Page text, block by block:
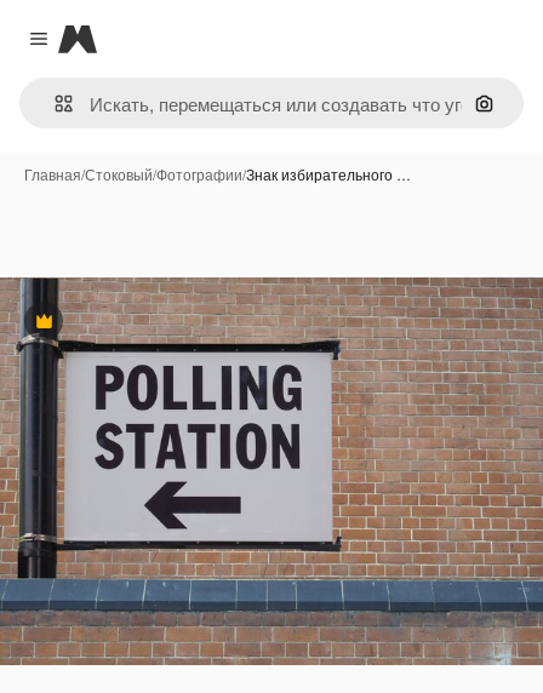
Close menu
Magnific
Поиск
Главная/Стоковый/Фотографии/Знак избирательного …
Премиум